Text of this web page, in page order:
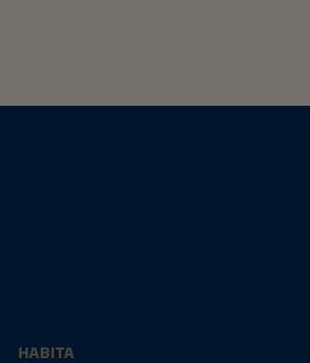
HABITA